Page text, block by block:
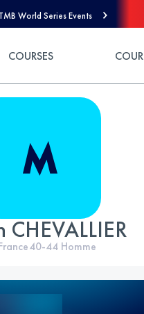
World Series Events
COURSES
CHEVALLIER
40-44 Homme